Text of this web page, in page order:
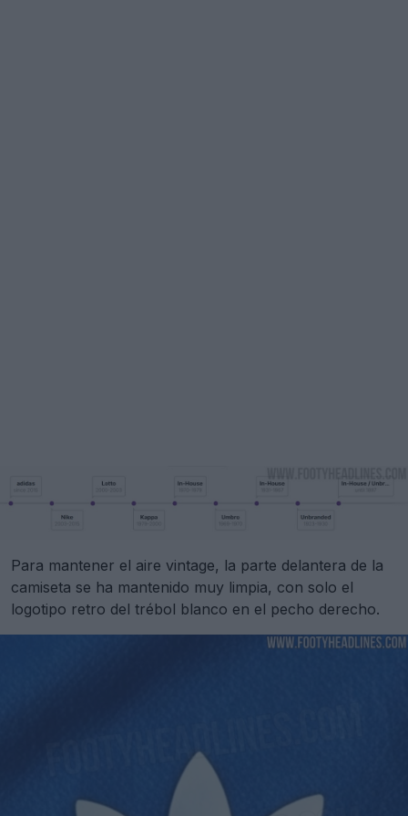
Para mantener el aire vintage, la parte delantera de la
camiseta se ha mantenido muy limpia, con solo el
logotipo retro del trébol blanco en el pecho derecho.